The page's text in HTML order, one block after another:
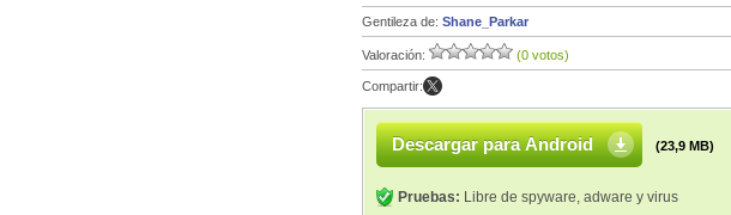
Gentileza de: Shane_Parkar
Valoración: (0 votos)
Compartir:
Descargar para Android (23,9 MB)
Pruebas: Libre de spyware, adware y virus